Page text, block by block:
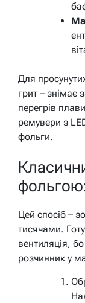
Для
грит – знімає
перегрів
ремувери з
фольги.
Цей спосіб –
тисячами.
вентиляція,
розчинник у